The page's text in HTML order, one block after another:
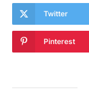
Twitter
Pinterest